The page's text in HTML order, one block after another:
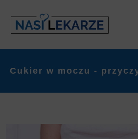
Cukier w moczu -